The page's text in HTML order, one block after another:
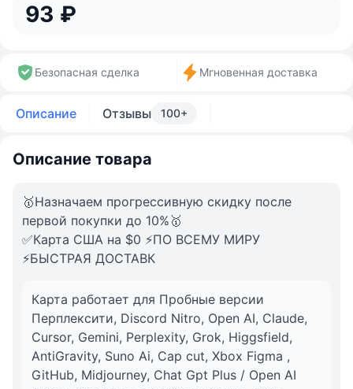
93 ₽
Безопасная сделка Мгновенная доставка
Описание Отзывы 100+
Описание товара
🥇Назначаем прогрессивную скидку после
первой покупки до 10%🥇
✅Карта США на $0 ⚡️ПО ВСЕМУ МИРУ
⚡️БЫСТРАЯ ДОСТАВК
Карта работает для Пробные версии
Перплексити, Discord Nitro, Open AI, Claude,
Cursor, Gemini, Perplexity, Grok, Higgsfield,
AntiGravity, Suno Ai, Cap cut, Xbox Figma ,
GitHub, Midjourney, Chat Gpt Plus / Open AI